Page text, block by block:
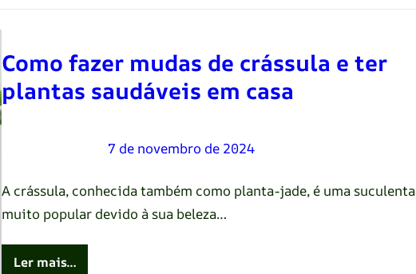
Como fazer mudas de crássula e ter
plantas saudáveis em casa
7 de novembro de 2024
A crássula, conhecida também como planta-jade, é uma suculenta
muito popular devido à sua beleza…
Ler mais…